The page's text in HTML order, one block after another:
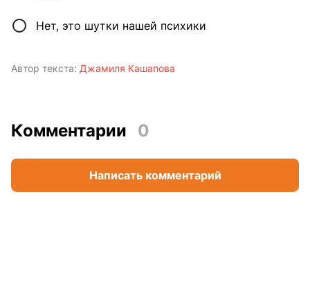
Нет, это шутки нашей психики
Автор текста: Джамиля Кашапова
Комментарии 0
Написать комментарий